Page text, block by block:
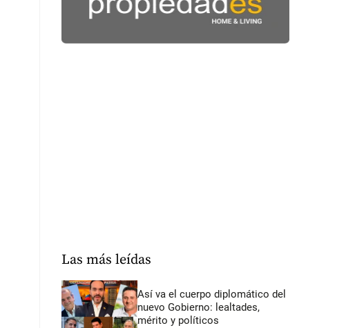
Las más leídas
Así va el cuerpo diplomático del
nuevo Gobierno: lealtades,
mérito y políticos